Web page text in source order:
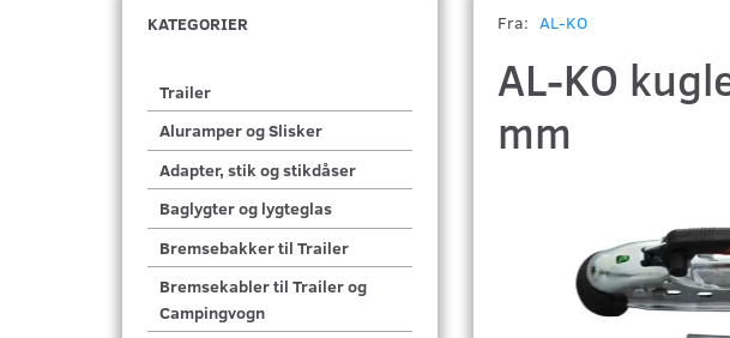
KATEGORIER
Trailer
Aluramper og Slisker
Adapter, stik og stikdåser
Baglygter og lygteglas
Bremsebakker til Trailer
Bremsekabler til Trailer og
Campingvogn
Fra: AL-KO
AL-KO
mm